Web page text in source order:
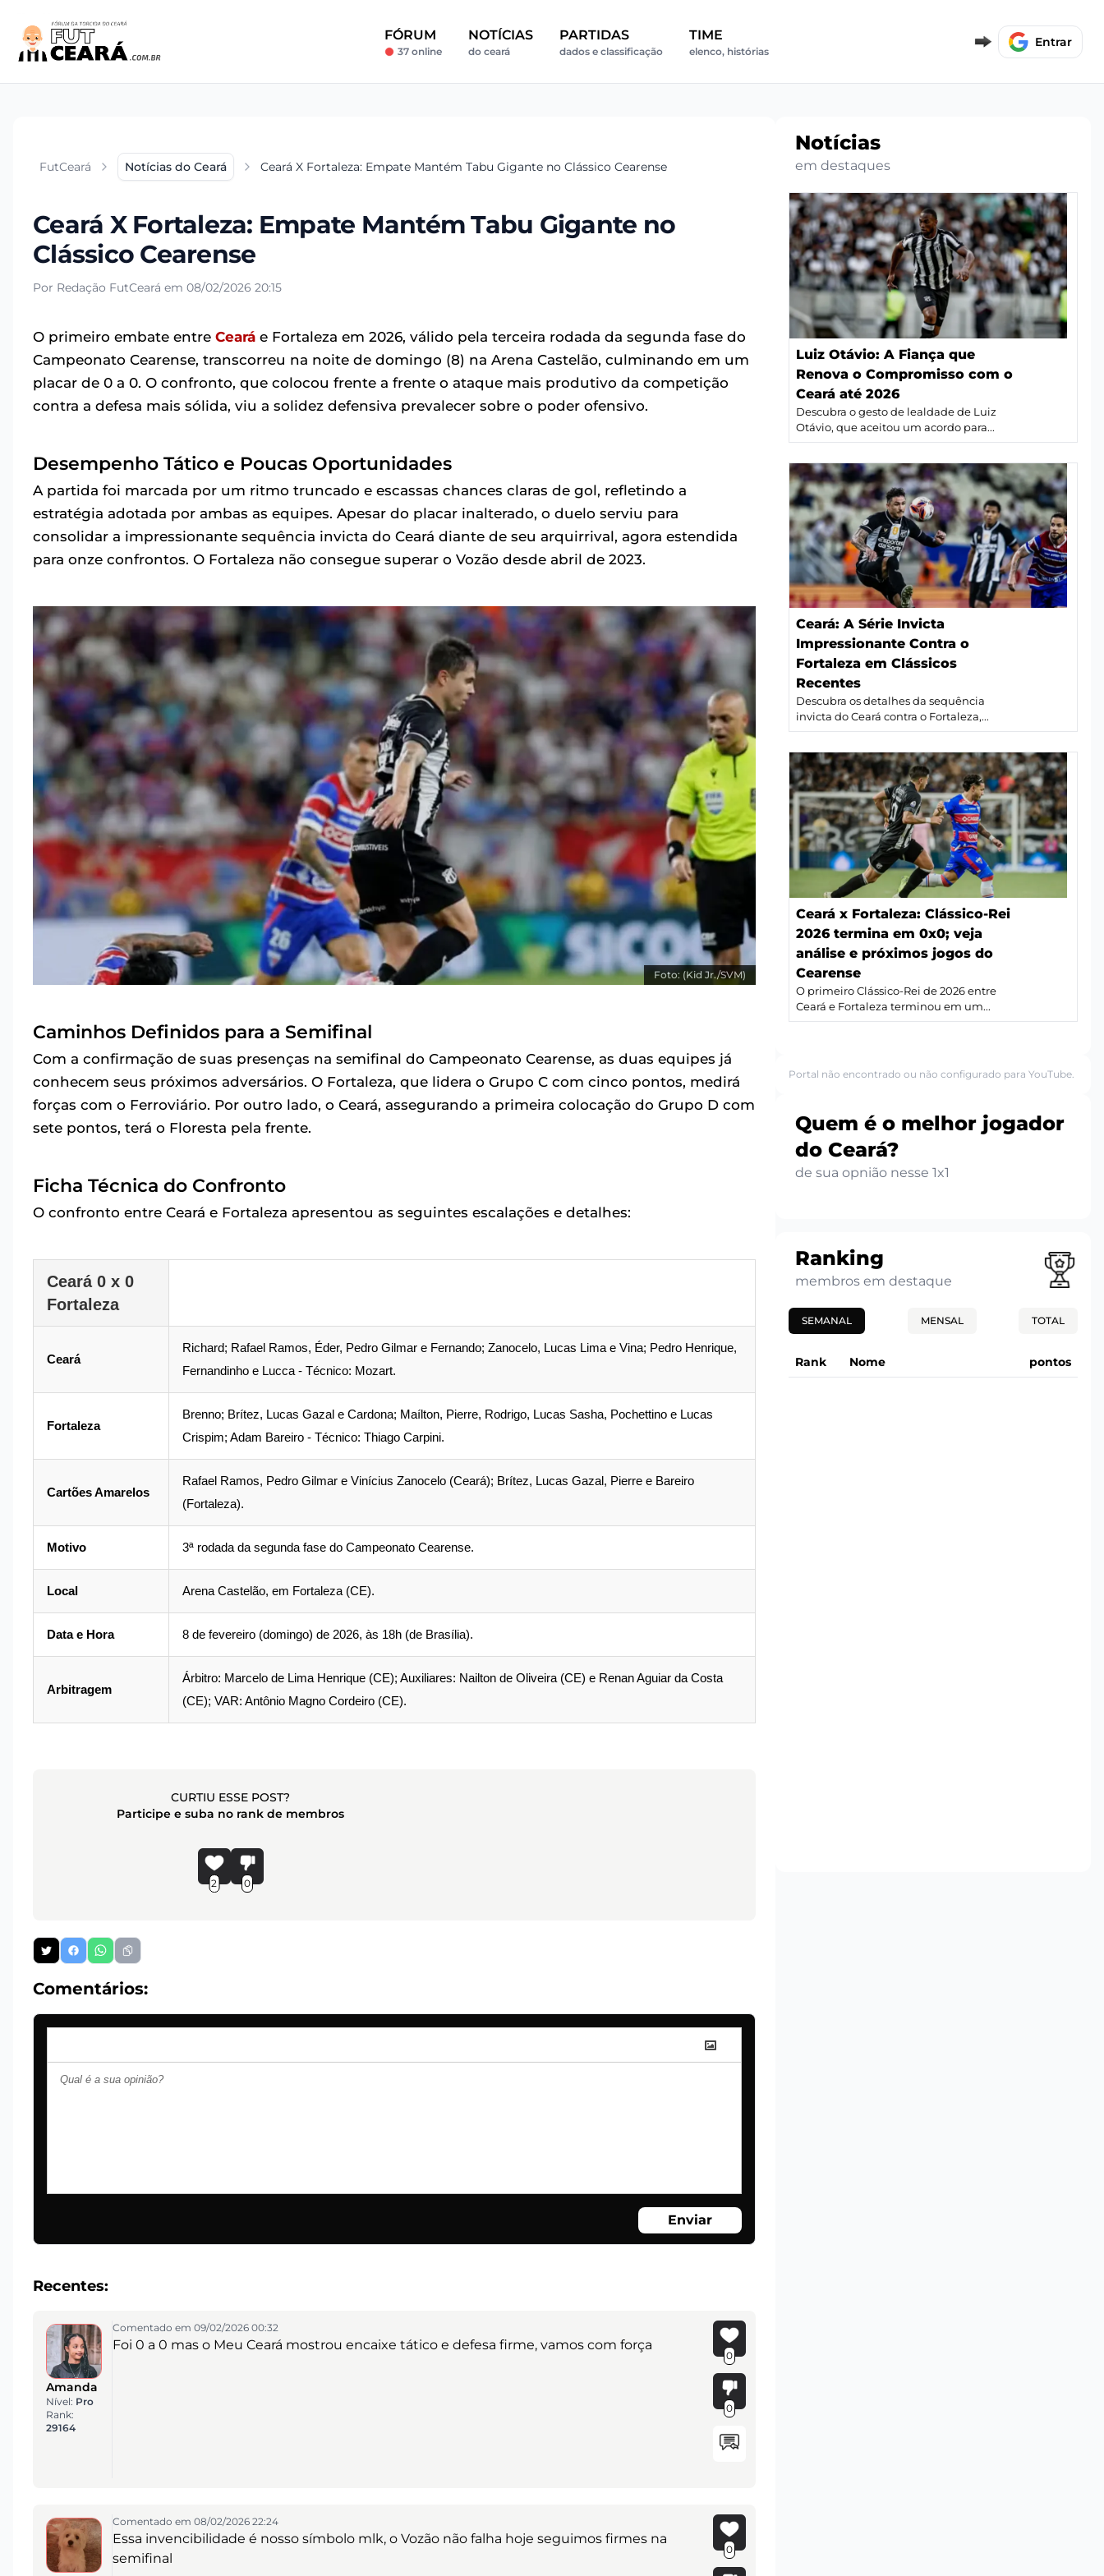
FÓRUM
37 online
NOTÍCIAS
do ceará
PARTIDAS
dados e classificação
TIME
elenco, histórias
Entrar
FutCeará Notícias do Ceará Ceará X Fortaleza: Empate Mantém Tabu Gigante no Clássico Cearense
Ceará X Fortaleza: Empate Mantém Tabu Gigante no
Clássico Cearense
Por Redação FutCeará em 08/02/2026 20:15
O primeiro embate entre Ceará e Fortaleza em 2026, válido pela terceira rodada da segunda fase do
Campeonato Cearense, transcorreu na noite de domingo (8) na Arena Castelão, culminando em um
placar de 0 a 0. O confronto, que colocou frente a frente o ataque mais produtivo da competição
contra a defesa mais sólida, viu a solidez defensiva prevalecer sobre o poder ofensivo.
Desempenho Tático e Poucas Oportunidades
A partida foi marcada por um ritmo truncado e escassas chances claras de gol, refletindo a
estratégia adotada por ambas as equipes. Apesar do placar inalterado, o duelo serviu para
consolidar a impressionante sequência invicta do Ceará diante de seu arquirrival, agora estendida
para onze confrontos. O Fortaleza não consegue superar o Vozão desde abril de 2023.
Foto: (Kid Jr./SVM)
Caminhos Definidos para a Semifinal
Com a confirmação de suas presenças na semifinal do Campeonato Cearense, as duas equipes já
conhecem seus próximos adversários. O Fortaleza, que lidera o Grupo C com cinco pontos, medirá
forças com o Ferroviário. Por outro lado, o Ceará, assegurando a primeira colocação do Grupo D com
sete pontos, terá o Floresta pela frente.
Ficha Técnica do Confronto
O confronto entre Ceará e Fortaleza apresentou as seguintes escalações e detalhes:
Ceará 0 x 0
Fortaleza
Ceará
Richard; Rafael Ramos, Éder, Pedro Gilmar e Fernando; Zanocelo, Lucas Lima e Vina; Pedro Henrique,
Fernandinho e Lucca - Técnico: Mozart.
Fortaleza
Brenno; Brítez, Lucas Gazal e Cardona; Maílton, Pierre, Rodrigo, Lucas Sasha, Pochettino e Lucas
Crispim; Adam Bareiro - Técnico: Thiago Carpini.
Cartões Amarelos
Rafael Ramos, Pedro Gilmar e Vinícius Zanocelo (Ceará); Brítez, Lucas Gazal, Pierre e Bareiro
(Fortaleza).
Motivo 3ª rodada da segunda fase do Campeonato Cearense.
Local Arena Castelão, em Fortaleza (CE).
Data e Hora 8 de fevereiro (domingo) de 2026, às 18h (de Brasília).
Arbitragem
Árbitro: Marcelo de Lima Henrique (CE); Auxiliares: Nailton de Oliveira (CE) e Renan Aguiar da Costa
(CE); VAR: Antônio Magno Cordeiro (CE).
CURTIU ESSE POST?
Participe e suba no rank de membros
2 0
Comentários:
Enviar
Recentes:
Amanda
Nível: Pro
Rank:
29164
Comentado em 09/02/2026 00:32
Foi 0 a 0 mas o Meu Ceará mostrou encaixe tático e defesa firme, vamos com força
0
0
Comentado em 08/02/2026 22:24
Essa invencibilidade é nosso símbolo mlk, o Vozão não falha hoje seguimos firmes na
semifinal
0
Notícias
em destaques
Luiz Otávio: A Fiança que
Renova o Compromisso com o
Ceará até 2026
Descubra o gesto de lealdade de Luiz
Otávio, que aceitou um acordo para...
Ceará: A Série Invicta
Impressionante Contra o
Fortaleza em Clássicos
Recentes
Descubra os detalhes da sequência
invicta do Ceará contra o Fortaleza,...
Ceará x Fortaleza: Clássico-Rei
2026 termina em 0x0; veja
análise e próximos jogos do
Cearense
O primeiro Clássico-Rei de 2026 entre
Ceará e Fortaleza terminou em um...
Portal não encontrado ou não configurado para YouTube.
Quem é o melhor jogador
do Ceará?
de sua opnião nesse 1x1
Ranking
membros em destaque
SEMANAL MENSAL TOTAL
Rank Nome pontos